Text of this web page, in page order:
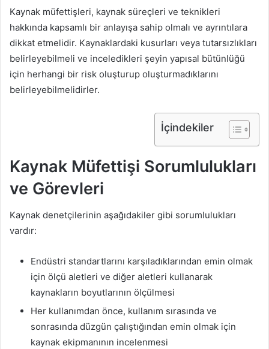
Kaynak müfettişleri, kaynak süreçleri ve teknikleri
hakkında kapsamlı bir anlayışa sahip olmalı ve ayrıntılara
dikkat etmelidir. Kaynaklardaki kusurları veya tutarsızlıkları
belirleyebilmeli ve inceledikleri şeyin yapısal bütünlüğü
için herhangi bir risk oluşturup oluşturmadıklarını
belirleyebilmelidirler.
İçindekiler
Kaynak Müfettişi Sorumlulukları
ve Görevleri
Kaynak denetçilerinin aşağıdakiler gibi sorumlulukları
vardır:
Endüstri standartlarını karşıladıklarından emin olmak
için ölçü aletleri ve diğer aletleri kullanarak
kaynakların boyutlarının ölçülmesi
Her kullanımdan önce, kullanım sırasında ve
sonrasında düzgün çalıştığından emin olmak için
kaynak ekipmanının incelenmesi